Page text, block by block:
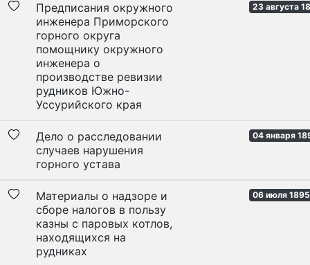
Предписания окружного
инженера Приморского
горного округа
помощнику окружного
инженера о
производстве ревизии
рудников Южно-
Уссурийского края
23 августа
Дело о расследовании
случаев нарушения
горного устава
04 января
Материалы о надзоре и
сборе налогов в пользу
казны с паровых котлов,
находящихся на
рудниках
06 июля